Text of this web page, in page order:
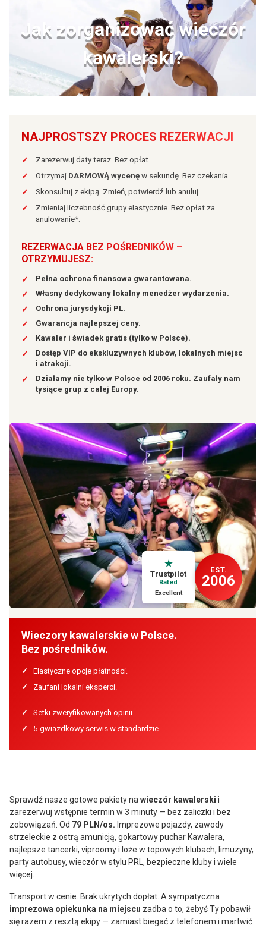
Jak zorganizować wieczór
kawalerski?
NAJPROSTSZY PROCES REZERWACJI
✓
Zarezerwuj daty teraz. Bez opłat.
✓
Otrzymaj DARMOWĄ wycenęw sekundę. Bez czekania.
✓
Skonsultuj z ekipą. Zmień, potwierdź lub anuluj.
✓
Zmieniaj liczebność grupy elastycznie. Bez opłat za
anulowanie*.
REZERWACJA BEZ POŚREDNIKÓW –
OTRZYMUJESZ:
✓ Pełna ochrona finansowa gwarantowana.
✓ Własny dedykowany lokalny menedżer wydarzenia.
✓ Ochrona jurysdykcji PL.
✓ Gwarancja najlepszej ceny.
✓ Kawaler i świadek gratis (tylko w Polsce).
✓
Dostęp VIP do ekskluzywnych klubów, lokalnych miejsc
i atrakcji.
✓
Działamy nie tylko w Polsce od 2006 roku. Zaufały nam
tysiące grup z całej Europy.
★
Trustpilot
Rated
Excellent
EST.
2006
Wieczory kawalerskie w Polsce.
Bez pośredników.
✓
Elastyczne opcje płatności.
✓
Zaufani lokalni eksperci.
✓
Setki zweryfikowanych opinii.
✓
5‑gwiazdkowy serwis w standardzie.
Sprawdź nasze gotowe pakiety na wieczór kawalerski i
zarezerwuj wstępnie termin w 3 minuty — bez zaliczki i bez
zobowiązań. Od 79 PLN/os. Imprezowe pojazdy, zawody
strzeleckie z ostrą amunicją, gokartowy puchar Kawalera,
najlepsze tancerki, viproomy i loże w topowych klubach, limuzyny,
party autobusy, wieczór w stylu PRL, bezpieczne kluby i wiele
więcej.
Transport w cenie. Brak ukrytych dopłat. A sympatyczna
imprezowa opiekunka na miejscu zadba o to, żebyś Ty pobawił
się razem z resztą ekipy — zamiast biegać z telefonem i martwić